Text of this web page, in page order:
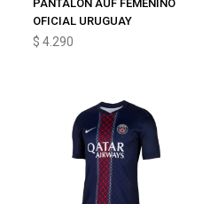
PANTALON AUF FEMENINO
OFICIAL URUGUAY
$ 4.290